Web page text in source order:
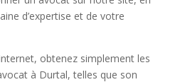
d’expertise et de votre
obtenez simplement les
à Durtal, telles que son